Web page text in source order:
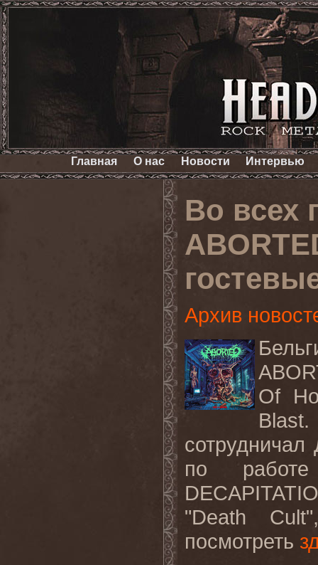
Главная О нас Новости Интервью
Во всех
Архив
Of
Blast.
по
"Death Cult
посмотреть